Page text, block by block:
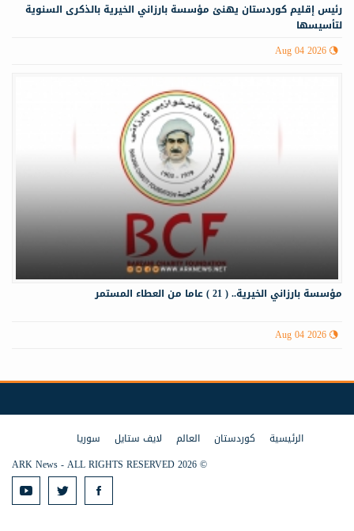
رئيس إقليم كوردستان يهنئ مؤسسة بارزاني الخيرية بالذكرى السنوية
لتأسيسها
Aug 04 2026
مؤسسة بارزاني الخيرية.. ( 21 ) عاما من العطاء المستمر
Aug 04 2026
الرئيسية كوردستان العالم لايف ستايل
سوريا
© 2026 ARK News - ALL RIGHTS RESERVED